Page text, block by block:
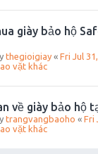
giày bảo hộ
thegioigiay « Fri Jul
vặt khác
về giày bảo hộ
trangvangbaoho « Fri
vặt khác